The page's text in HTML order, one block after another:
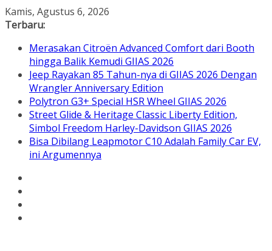
Skip
to
Kamis, Agustus 6, 2026
Terbaru:
Merasakan Citroën Advanced Comfort dari Booth
hingga Balik Kemudi GIIAS 2026
Jeep Rayakan 85 Tahun-nya di GIIAS 2026 Dengan
Wrangler Anniversary Edition
Polytron G3+ Special HSR Wheel GIIAS 2026
Street Glide & Heritage Classic Liberty Edition,
Simbol Freedom Harley-Davidson GIIAS 2026
Bisa Dibilang Leapmotor C10 Adalah Family Car EV,
ini Argumennya